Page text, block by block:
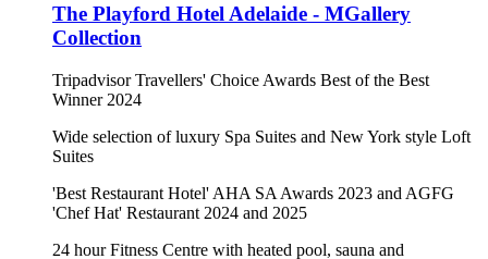
The Playford Hotel Adelaide - MGallery
Collection
Tripadvisor Travellers' Choice Awards Best of the Best
Winner 2024
Wide selection of luxury Spa Suites and New York style Loft
Suites
'Best Restaurant Hotel' AHA SA Awards 2023 and AGFG
'Chef Hat' Restaurant 2024 and 2025
24 hour Fitness Centre with heated pool, sauna and